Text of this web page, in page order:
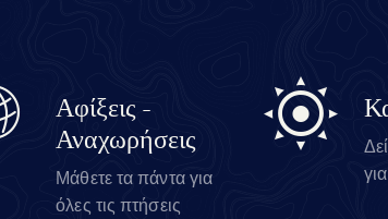
Αφίξεις -
Αναχωρήσεις
Μάθετε τα πάντα για
όλες τις πτήσεις